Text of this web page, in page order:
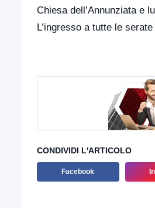
Chiesa dell’Annunziata e
L’ingresso a tutte le
CONDIVIDI L'ARTICOLO
Facebook